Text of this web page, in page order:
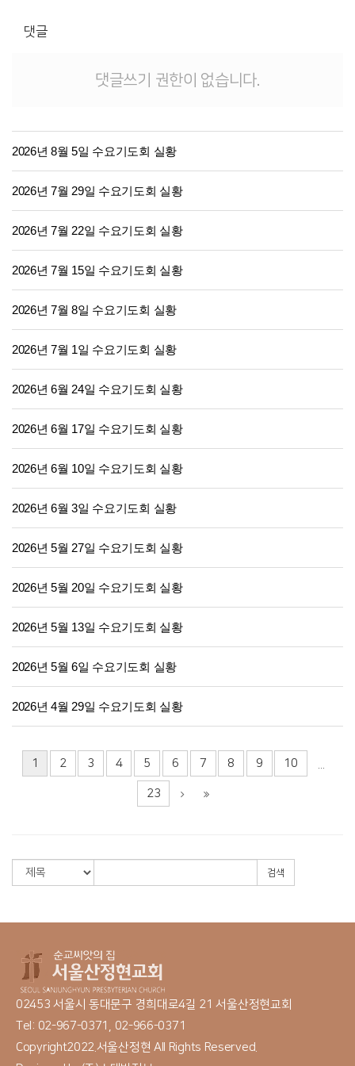
댓글
댓글쓰기 권한이 없습니다.
2026년 8월 5일 수요기도회 실황
2026년 7월 29일 수요기도회 실황
2026년 7월 22일 수요기도회 실황
2026년 7월 15일 수요기도회 실황
2026년 7월 8일 수요기도회 실황
2026년 7월 1일 수요기도회 실황
2026년 6월 24일 수요기도회 실황
2026년 6월 17일 수요기도회 실황
2026년 6월 10일 수요기도회 실황
2026년 6월 3일 수요기도회 실황
2026년 5월 27일 수요기도회 실황
2026년 5월 20일 수요기도회 실황
2026년 5월 13일 수요기도회 실황
2026년 5월 6일 수요기도회 실황
2026년 4월 29일 수요기도회 실황
1 2 3 4 5 6 7 8 9 10
23
검색
02453 서울시 동대문구 경희대로4길 21 서울산정현교회
Tel: 02-967-0371, 02-966-0371
Copyright2022.서울산정현 All Rights Reserved.